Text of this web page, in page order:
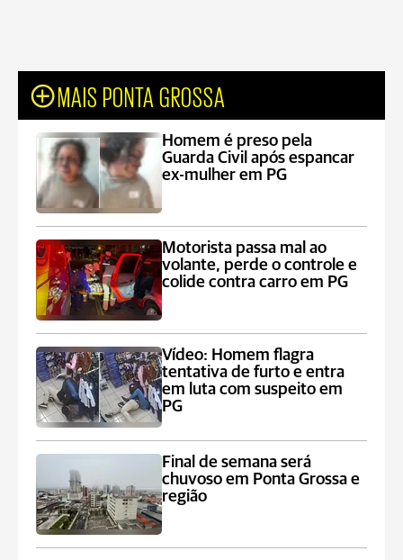
MAIS PONTA GROSSA
Homem é preso pela
Guarda Civil após espancar
ex-mulher em PG
Motorista passa mal ao
volante, perde o controle e
colide contra carro em PG
Vídeo: Homem flagra
tentativa de furto e entra
em luta com suspeito em
PG
Final de semana será
chuvoso em Ponta Grossa e
região